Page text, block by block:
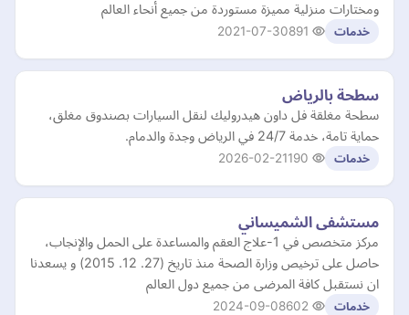
ومختارات منزلية مميزة مستوردة من جميع أنحاء العالم
خدمات 2021-07-30
سطحة بالرياض
سطحة مغلقة فل داون هيدروليك لنقل السيارات بصندوق مغلق،
حماية تامة، خدمة 24/7 في الرياض وجدة والدمام.
خدمات 2026-02-21
مستشفى الشميساني
مركز متخصص في 1-علاج العقم والمساعدة على الحمل والإنجاب،
حاصل على ترخيص وزارة الصحة منذ تاريخ (27. 12. 2015) و يسعدنا
ان نستقبل كافة المرضى من جميع دول العالم
خدمات 2024-09-08